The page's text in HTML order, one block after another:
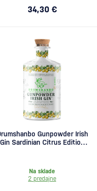
34,30 €
Gunpowder Irish
Gin Sardinian Citrus Edition
Na sklade
2 predajne